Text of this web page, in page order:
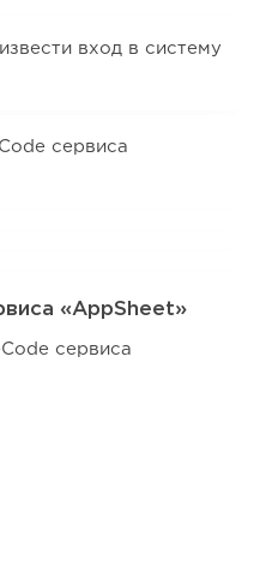
вход в систему
сервиса
«AppSheet»
сервиса